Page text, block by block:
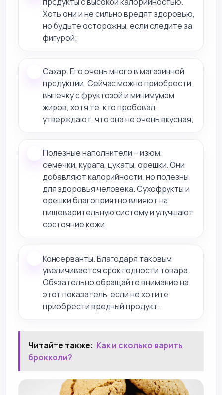
Хоть они и не сильно вредят здоровью,
но будьте осторожны, если следите за
фигурой;
Сахар. Его очень много в магазинной
продукции. Сейчас можно приобрести
выпечку с фруктозой и минимумом
жиров, хотя те, кто пробовал,
утверждают, что она не очень вкусная;
Полезные наполнители – изюм,
семечки, курага, цукаты, орешки. Они
добавляют калорийности, но полезны
для здоровья человека. Сухофрукты и
орешки благоприятно влияют на
пищеварительную систему и улучшают
состояние кожи;
Консерванты. Благодаря таковым
увеличивается срок годности товара.
Обязательно обращайте внимание на
этот показатель, если не хотите
приобрести вредный продукт.
Читайте также: Как и сколько варить
брокколи?